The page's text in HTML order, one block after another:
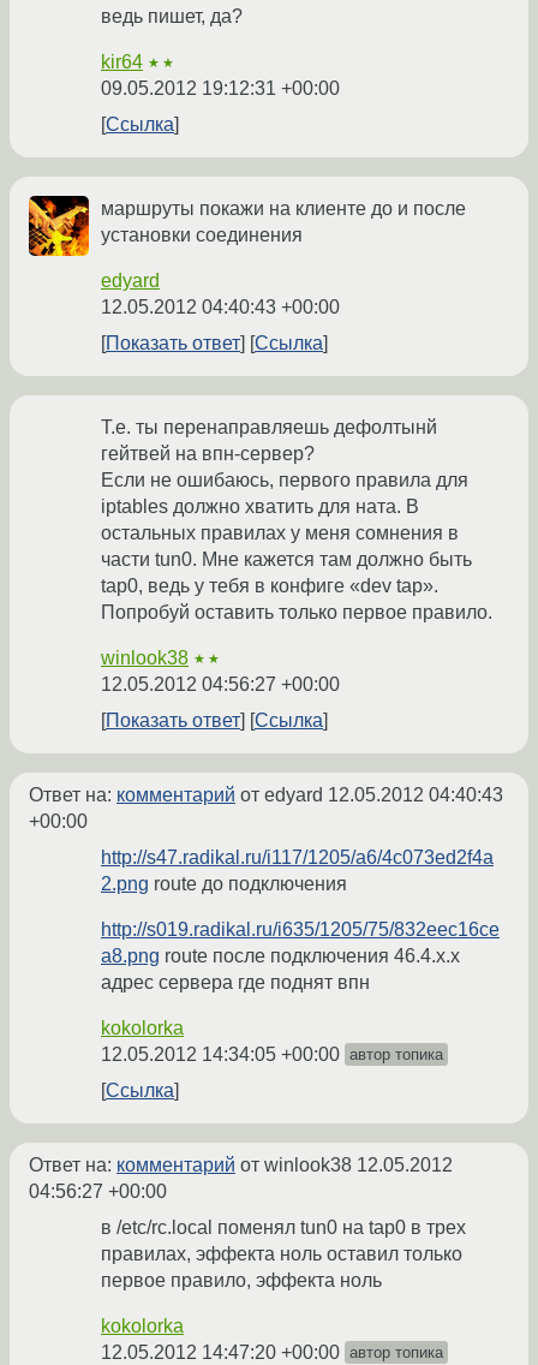
ведь пишет, да?
kir64 ★★
09.05.2012 19:12:31 +00:00
Ссылка
маршруты покажи на клиенте до и после
установки соединения
edyard
12.05.2012 04:40:43 +00:00
Показать ответ
Ссылка
Т.е. ты перенаправляешь дефолтынй
гейтвей на впн-сервер?
Если не ошибаюсь, первого правила для
iptables должно хватить для ната. В
остальных правилах у меня сомнения в
части tun0. Мне кажется там должно быть
tap0, ведь у тебя в конфиге «dev tap».
Попробуй оставить только первое правило.
winlook38 ★★
12.05.2012 04:56:27 +00:00
Показать ответ
Ссылка
Ответ на: комментарий от edyard 12.05.2012 04:40:43
+00:00
http://s47.radikal.ru/i117/1205/a6/4c073ed2f4a
2.png route до подключения
http://s019.radikal.ru/i635/1205/75/832eec16ce
a8.png route после подключения 46.4.x.x
адрес сервера где поднят впн
kokolorka
12.05.2012 14:34:05 +00:00 автор топика
Ссылка
Ответ на: комментарий от winlook38 12.05.2012
04:56:27 +00:00
в /etc/rc.local поменял tun0 на tap0 в трех
правилах, эффекта ноль оставил только
первое правило, эффекта ноль
kokolorka
12.05.2012 14:47:20 +00:00 автор топика